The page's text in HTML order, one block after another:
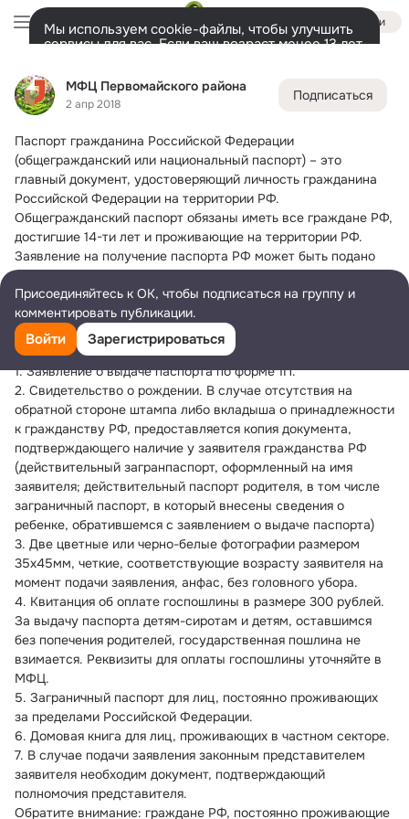
МФЦ Первомайского района
2 апр 2018
Подписаться
Паспорт гражданина Российской Федерации
(общегражданский или национальный паспорт) – это
главный документ, удостоверяющий личность гражданина
Российской Федерации на территории РФ.
Общегражданский паспорт обязаны иметь все граждане РФ,
достигшие 14-ти лет и проживающие на территории РФ.
Заявление на получение паспорта РФ может быть подано
гражданином РФ, которому исполнилось 14 лет. Подать
такое заявление необходимо в течение 30 дней после дня
рождения.
Для получения паспорта необходимы следующие
документы:
1. Заявление о выдаче паспорта по форме 1П.
2. Свидетельство о рождении. В случае отсутствия на
обратной стороне штампа либо вкладыша о принадлежности
к гражданству РФ, предоставляется копия документа,
подтверждающего наличие у заявителя гражданства РФ
(действительный загранпаспорт, оформленный на имя
заявителя; действительный паспорт родителя, в том числе
заграничный паспорт, в который внесены сведения о
ребенке, обратившемся с заявлением о выдаче паспорта)
3. Две цветные или черно-белые фотографии размером
35х45мм, четкие, соответствующие возрасту заявителя на
момент подачи заявления, анфас, без головного убора.
4. Квитанция об оплате госпошлины в размере 300 рублей.
За выдачу паспорта детям-сиротам и детям, оставшимся
без попечения родителей, государственная пошлина не
взимается. Реквизиты для оплаты госпошлины уточняйте в
МФЦ.
5. Заграничный паспорт для лиц, постоянно проживающих
за пределами Российской Федерации.
6. Домовая книга для лиц, проживающих в частном секторе.
7. В случае подачи заявления законным представителем
заявителя необходим документ, подтверждающий
полномочия представителя.
Обратите внимание: граждане РФ, постоянно проживающие
Войти
Мы используем cookie-файлы, чтобы улучшить
сервисы для вас. Если ваш возраст менее 13 лет,
представитель.
Разрешить все Настроить
Лента Участники 2.7K Ещё
Дополнительная
колонка
Всё1 520 Обсуждаемые
Присоединяйтесь к ОК, чтобы подписаться на группу и
комментировать публикации.
Войти Зарегистрироваться